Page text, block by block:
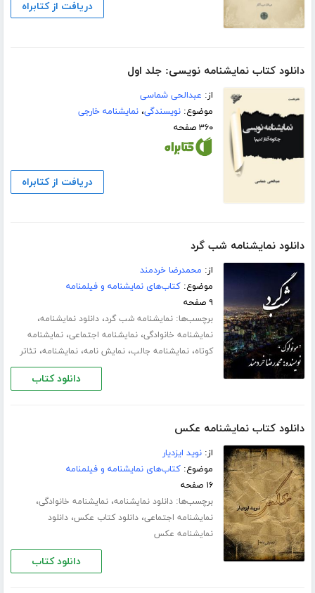
دریافت از کتابراه
دانلود کتاب نمایشنامه نویسی: جلد اول
از: عبدالحی شماسی
موضوع:نویسندگی،نمایشنامه خارجی
۳۶۰ صفحه
دریافت از کتابراه
دانلود نمایشنامه شب گرد
از: محمدرضا خردمند
موضوع:کتاب‌های نمایشنامه و فیلمنامه
۹ صفحه
برچسب‌ها:نمایشنامه شب گرد،دانلود نمایشنامه،
نمایشنامه خانوادگی،نمایشنامه اجتماعی،نمایشنامه
کوتاه،نمایشنامه جالب،نمایش نامه،نمایشنامه، تئاتر
دانلود کتاب
دانلود کتاب نمایشنامه عکس
از:نوید ایزدیار
موضوع:کتاب‌های نمایشنامه و فیلمنامه
۱۶ صفحه
برچسب‌ها:دانلود نمایشنامه،نمایشنامه خانوادگی،
نمایشنامه اجتماعی،دانلود کتاب عکس،دانلود
نمایشنامه عکس
دانلود کتاب